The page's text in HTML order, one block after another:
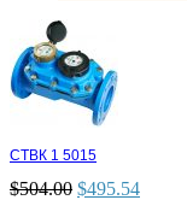
СТВК 1 5015
$504.00 $495.54